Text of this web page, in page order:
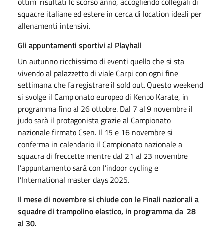
squadre italiane ed estere in cerca di location ideali per
allenamenti intensivi.
Gli appuntamenti sportivi al Playhall
Un autunno ricchissimo di eventi quello che si sta
vivendo al palazzetto di viale Carpi con ogni fine
settimana che fa registrare il sold out. Questo weekend
si svolge il Campionato europeo di Kenpo Karate, in
programma fino al 26 ottobre. Dal 7 al 9 novembre il
judo sarà il protagonista grazie al Campionato
nazionale firmato Csen. Il 15 e 16 novembre si
conferma in calendario il Campionato nazionale a
squadra di freccette mentre dal 21 al 23 novembre
l’appuntamento sarà con l’indoor cycling e
l’International master days 2025.
Il mese di novembre si chiude con le Finali nazionali a
squadre di trampolino elastico, in programma dal 28
al 30.